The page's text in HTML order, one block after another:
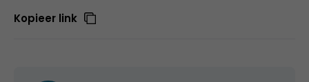
Kopieer link